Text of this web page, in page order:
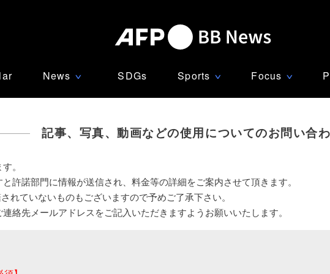
News ∨ SDGs Sports ∨ Focus ∨
記事、写真、動画などの使用についてのお問い合
。
許諾部門に情報が送信され、料金等の詳細をご案内させて頂きます。
れていないものもございますので予めご了承下さい。
絡先メールアドレスをご記入いただきますようお願いいたします。